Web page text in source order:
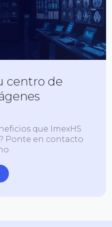
centro de
que ImexHS
Ponte en contacto